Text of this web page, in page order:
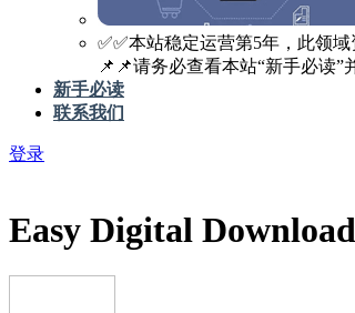
✅️✅️本站稳定运营第5年，此领
📌📌请务必查看本站“新手必读”
新手必读
联系我们
登录
Easy Digital